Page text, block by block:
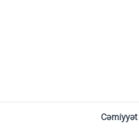
Cəmiyyət